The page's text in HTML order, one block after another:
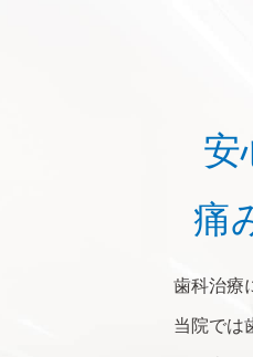
安
痛
歯科治療
当院では